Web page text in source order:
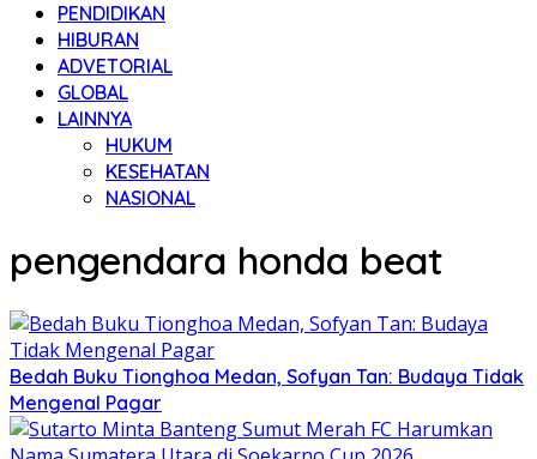
PENDIDIKAN
HIBURAN
ADVETORIAL
GLOBAL
LAINNYA
HUKUM
KESEHATAN
NASIONAL
pengendara honda beat
Bedah Buku Tionghoa Medan, Sofyan Tan: Budaya Tidak
Mengenal Pagar